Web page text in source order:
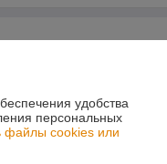
удобства
персональных
файлы cookies или